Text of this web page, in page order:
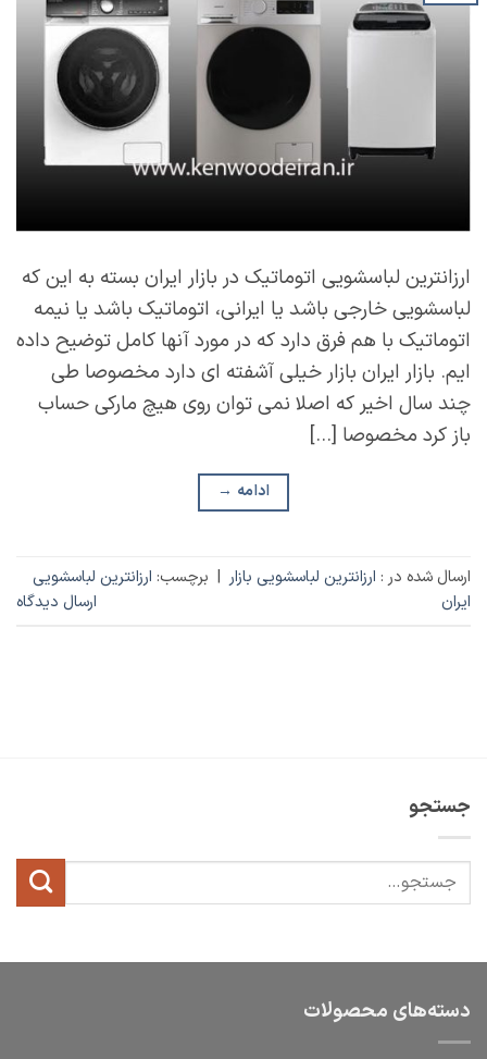
ارزانترین لباسشویی اتوماتیک در بازار ایران بسته به این که
لباسشویی خارجی باشد یا ایرانی، اتوماتیک باشد یا نیمه
اتوماتیک با هم فرق دارد که در مورد آنها کامل توضیح داده
ایم. بازار ایران بازار خیلی آشفته ای دارد مخصوصا طی
چند سال اخیر که اصلا نمی توان روی هیچ مارکی حساب
باز کرد مخصوصا […]
ادامه →
ارسال شده در : ارزانترین لباسشویی بازار | برچسب: ارزانترین لباسشویی
ایران
ارسال دیدگاه
جستجو
دسته‌های محصولات